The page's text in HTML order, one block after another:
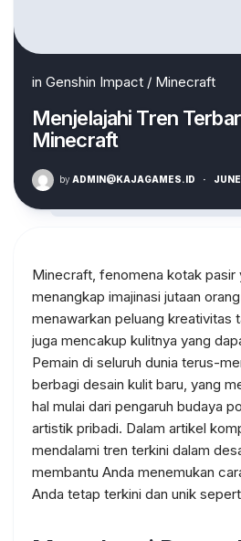
in Genshin Impact / Minecraft
Menjelajahi Tren
Minecraft
by ADMIN@KAJAGAMES.ID ·
Minecraft, fenomena kotak pasir
menangkap imajinasi jutaan
menawarkan peluang kreativitas
juga mencakup kulitnya yang
Pemain di seluruh dunia terus-
berbagi desain kulit baru, yang
hal mulai dari pengaruh budaya
artistik pribadi. Dalam artikel
mendalami tren terkini dalam
membantu Anda menemukan
Anda tetap terkini dan unik